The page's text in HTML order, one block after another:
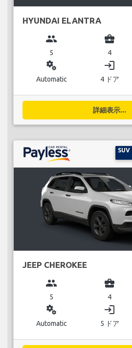
HYUNDAI ELANTRA
group
5
business_center
4
miscellaneous_services
Automatic
login
4 ドア
詳細表示...
SUV
JEEP CHEROKEE
group
5
business_center
4
miscellaneous_services
Automatic
login
5 ドア